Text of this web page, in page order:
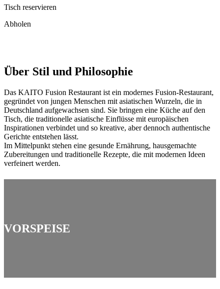
Tisch reservieren
Abholen
Über Stil und Philosophie
Das KAITO Fusion Restaurant ist ein modernes Fusion-Restaurant,
gegründet von jungen Menschen mit asiatischen Wurzeln, die in
Deutschland aufgewachsen sind. Sie bringen eine Küche auf den
Tisch, die traditionelle asiatische Einflüsse mit europäischen
Inspirationen verbindet und so kreative, aber dennoch authentische
Gerichte entstehen lässt.
Im Mittelpunkt stehen eine gesunde Ernährung, hausgemachte
Zubereitungen und traditionelle Rezepte, die mit modernen Ideen
verfeinert werden.
VORSPEISE